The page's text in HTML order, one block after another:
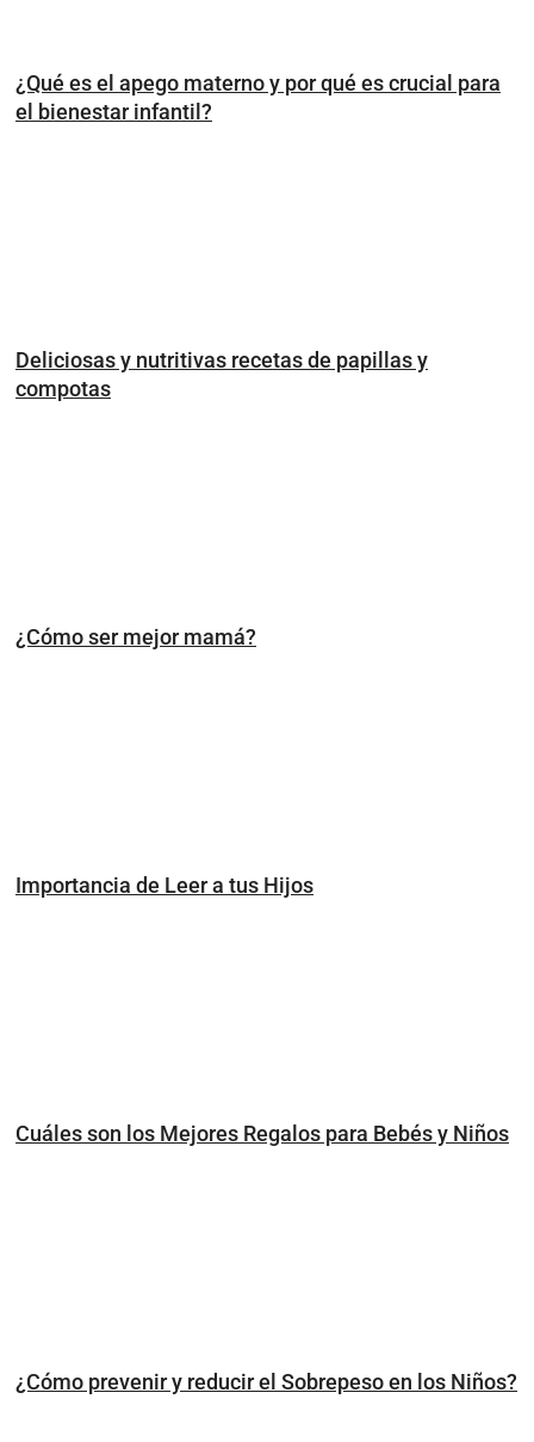
¿Qué es el apego materno y por qué es crucial para
el bienestar infantil?
Deliciosas y nutritivas recetas de papillas y
compotas
¿Cómo ser mejor mamá?
Importancia de Leer a tus Hijos
Cuáles son los Mejores Regalos para Bebés y Niños
¿Cómo prevenir y reducir el Sobrepeso en los Niños?